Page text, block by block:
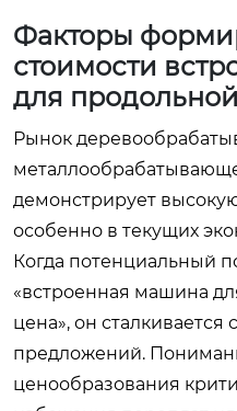
Факторы
стоимости
для
Рынок
демонстрирует
особенно в текущих
Когда потенциальный
«встроенная машина
цена», он
предложений.
ценообразования